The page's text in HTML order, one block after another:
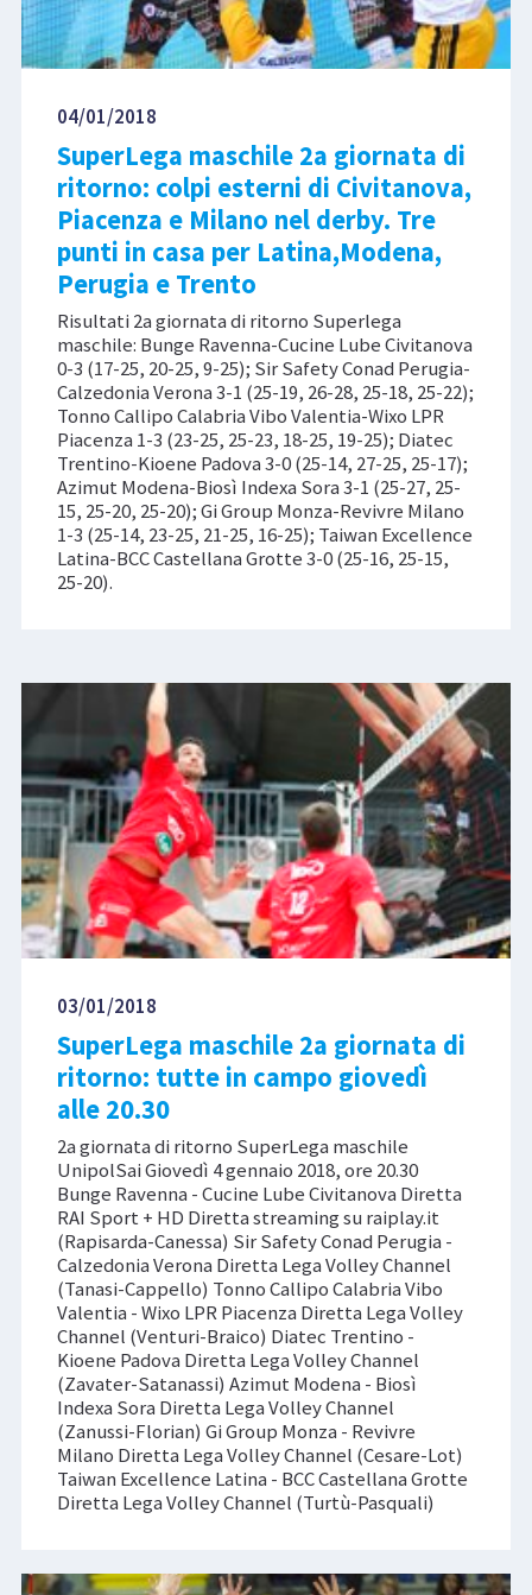
04/01/2018
SuperLega maschile 2a giornata di
ritorno: colpi esterni di Civitanova,
Piacenza e Milano nel derby. Tre
punti in casa per Latina,Modena,
Perugia e Trento
Risultati 2a giornata di ritorno Superlega
maschile: Bunge Ravenna-Cucine Lube Civitanova
0-3 (17-25, 20-25, 9-25); Sir Safety Conad Perugia-
Calzedonia Verona 3-1 (25-19, 26-28, 25-18, 25-22);
Tonno Callipo Calabria Vibo Valentia-Wixo LPR
Piacenza 1-3 (23-25, 25-23, 18-25, 19-25); Diatec
Trentino-Kioene Padova 3-0 (25-14, 27-25, 25-17);
Azimut Modena-Biosì Indexa Sora 3-1 (25-27, 25-
15, 25-20, 25-20); Gi Group Monza-Revivre Milano
1-3 (25-14, 23-25, 21-25, 16-25); Taiwan Excellence
Latina-BCC Castellana Grotte 3-0 (25-16, 25-15,
25-20).
03/01/2018
SuperLega maschile 2a giornata di
ritorno: tutte in campo giovedì
alle 20.30
2a giornata di ritorno SuperLega maschile
UnipolSai Giovedì 4 gennaio 2018, ore 20.30
Bunge Ravenna - Cucine Lube Civitanova Diretta
RAI Sport + HD Diretta streaming su raiplay.it
(Rapisarda-Canessa) Sir Safety Conad Perugia -
Calzedonia Verona Diretta Lega Volley Channel
(Tanasi-Cappello) Tonno Callipo Calabria Vibo
Valentia - Wixo LPR Piacenza Diretta Lega Volley
Channel (Venturi-Braico) Diatec Trentino -
Kioene Padova Diretta Lega Volley Channel
(Zavater-Satanassi) Azimut Modena - Biosì
Indexa Sora Diretta Lega Volley Channel
(Zanussi-Florian) Gi Group Monza - Revivre
Milano Diretta Lega Volley Channel (Cesare-Lot)
Taiwan Excellence Latina - BCC Castellana Grotte
Diretta Lega Volley Channel (Turtù-Pasquali)